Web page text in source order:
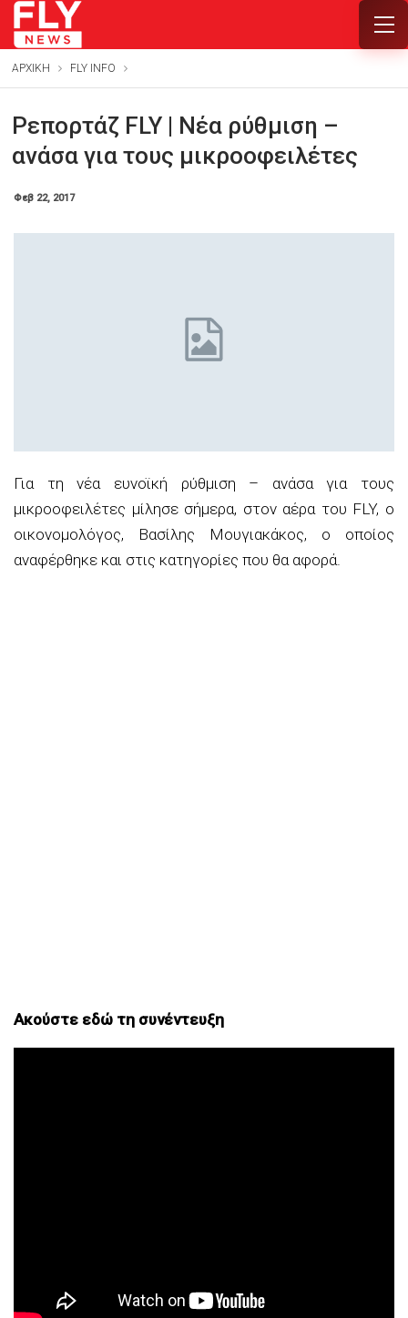
ΑΡΧΙΚΗ FLY INFO
Ρεπορτάζ FLY | Νέα ρύθμιση –
ανάσα για τους μικροοφειλέτες
Φεβ 22, 2017
Για τη νέα ευνοϊκή ρύθμιση – ανάσα για τους
μικροοφειλέτες μίλησε σήμερα, στον αέρα του FLY, ο
οικονομολόγος, Βασίλης Μουγιακάκος, ο οποίος
αναφέρθηκε και στις κατηγορίες που θα αφορά.
Ακούστε εδώ τη συνέντευξη